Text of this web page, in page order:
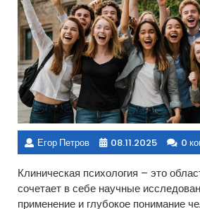
Егор Петров 08.11.2025 0
Клиническая психология – это
сочетает в себе научные
применение и глубокое понимание